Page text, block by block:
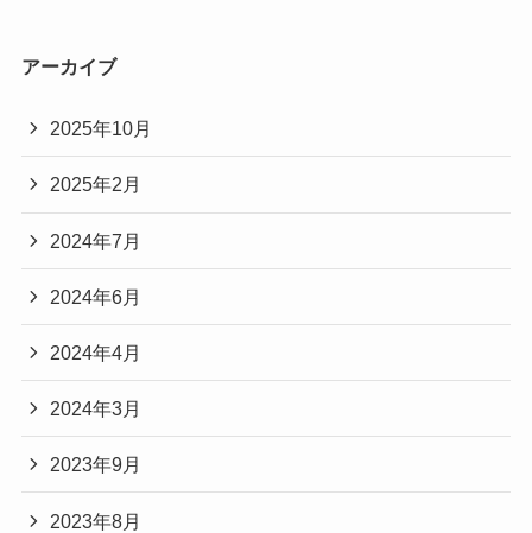
アーカイブ
2025年10月
2025年2月
2024年7月
2024年6月
2024年4月
2024年3月
2023年9月
2023年8月